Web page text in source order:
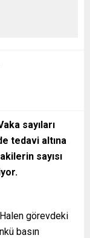
sayıları
tedavi altına
sayısı
görevdeki
basın